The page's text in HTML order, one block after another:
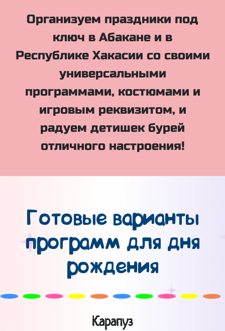
Организуем праздники под
ключ в Абакане и в
Республике Хакасии со своими
универсальными
программами, костюмами и
игровым реквизитом, и
радуем детишек бурей
отличного настроения!
Готовые варианты
программ для дня
рождения
Карапуз